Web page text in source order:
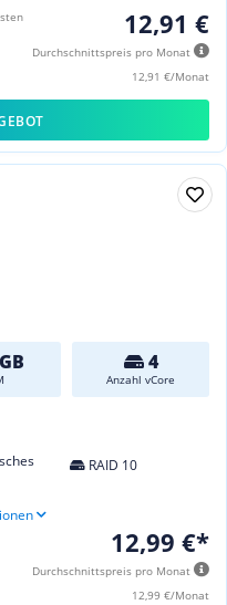
12,91 €
Durchschnittspreis pro Monat
12,91 €/Monat
4
Anzahl vCore
RAID 10
12,99 €*
Durchschnittspreis pro Monat
12,99 €/Monat